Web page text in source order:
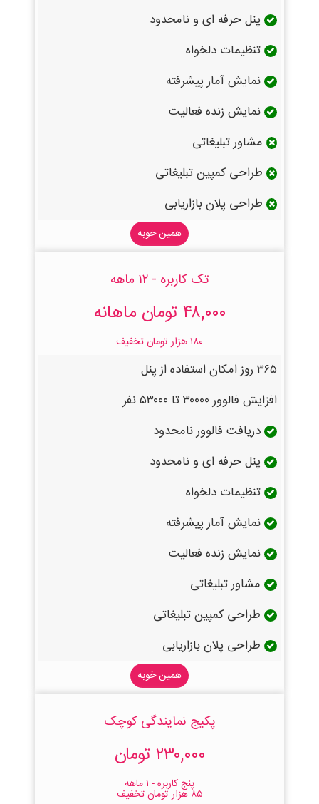
پنل حرفه ای و نامحدود
تنظیمات دلخواه
نمایش آمار پیشرفته
نمایش زنده فعالیت
مشاور تبلیغاتی
طراحی کمپین تبلیغاتی
طراحی پلان بازاریابی
همین خوبه
تک کاربره - ۱۲ ماهه
۴۸,۰۰۰ تومان ماهانه
۱۸۰ هزار تومان تخفیف
۳۶۵ روز امکان استفاده از پنل
افزایش فالوور ۳۰۰۰۰ تا ۵۳۰۰۰ نفر
دریافت فالوور نامحدود
پنل حرفه ای و نامحدود
تنظیمات دلخواه
نمایش آمار پیشرفته
نمایش زنده فعالیت
مشاور تبلیغاتی
طراحی کمپین تبلیغاتی
طراحی پلان بازاریابی
همین خوبه
پکیج نمایندگی کوچک
۲۳۰,۰۰۰ تومان
پنج کاربره - ۱ ماهه
۸۵ هزار تومان تخفیف